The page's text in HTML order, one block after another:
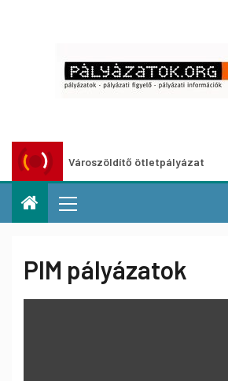
Városzöldítő ötletpályázat
PIM pályázatok